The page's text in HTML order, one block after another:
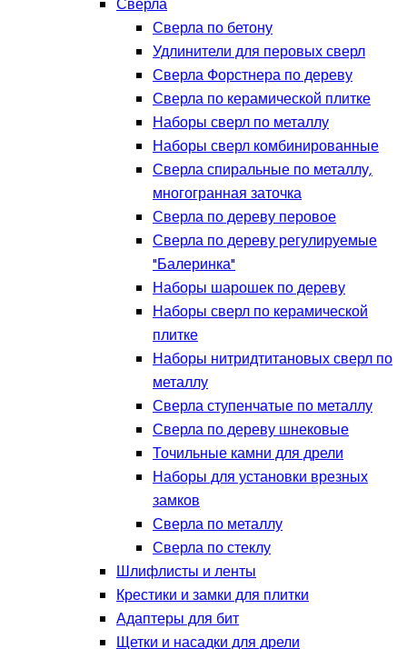
Сверла
Сверла по бетону
Удлинители для перовых сверл
Сверла Форстнера по дереву
Сверла по керамической плитке
Наборы сверл по металлу
Наборы сверл комбинированные
Сверла спиральные по металлу,
многогранная заточка
Сверла по дереву перовое
Сверла по дереву регулируемые
"Балеринка"
Наборы шарошек по дереву
Наборы сверл по керамической
плитке
Наборы нитридтитановых сверл по
металлу
Сверла ступенчатые по металлу
Сверла по дереву шнековые
Точильные камни для дрели
Наборы для установки врезных
замков
Сверла по металлу
Сверла по стеклу
Шлифлисты и ленты
Крестики и замки для плитки
Адаптеры для бит
Щетки и насадки для дрели